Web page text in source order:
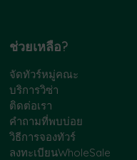
ช่วยเหลือ?
จัดทัวร์หมู่คณะ
บริการวิซ่า
ติดต่อเรา
คำถามที่พบบ่อย
วิธีการจองทัวร์
ลงทะเบียนWholeSale